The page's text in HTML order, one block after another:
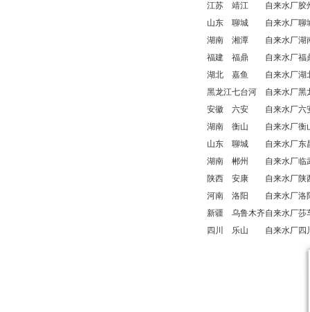
江苏
靖江 自来水厂胶
山东
聊城 自来水厂聊
湖南
湘潭 自来水厂湖
福建
福鼎 自来水厂福
湖北
嘉鱼 自来水厂湖
黑龙江七台河 自来水厂黑
安徽
六安 自来水厂六
湖南
衡山 自来水厂衡
山东
聊城 自来水厂东
湖南
郴州 自来水厂临
陕西
安康 自来水厂陕
河南
洛阳 自来水厂洛
新疆
乌鲁木齐自来水厂莎
四川
乐山 自来水厂四